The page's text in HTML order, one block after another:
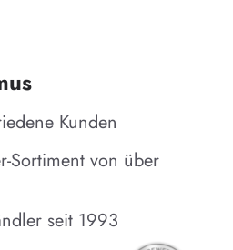
Kunden
Sortiment von über
seit 1993